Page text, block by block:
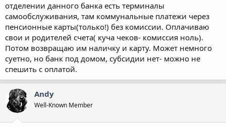
отделении данного банка есть терминалы
самообслуживания, там коммунальные платежи через
пенсионные карты(только!) без комиссии. Оплачиваю
свои и родителей счета( куча чеков- комиссия ноль).
Потом возвращаю им наличку и карту. Может немного
суетно, но банк под домом, субсидии нет- можно не
спешить с оплатой.
Andy
Well-Known Member